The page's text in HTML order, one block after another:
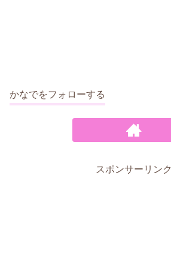
かなでをフォローする
スポンサーリンク